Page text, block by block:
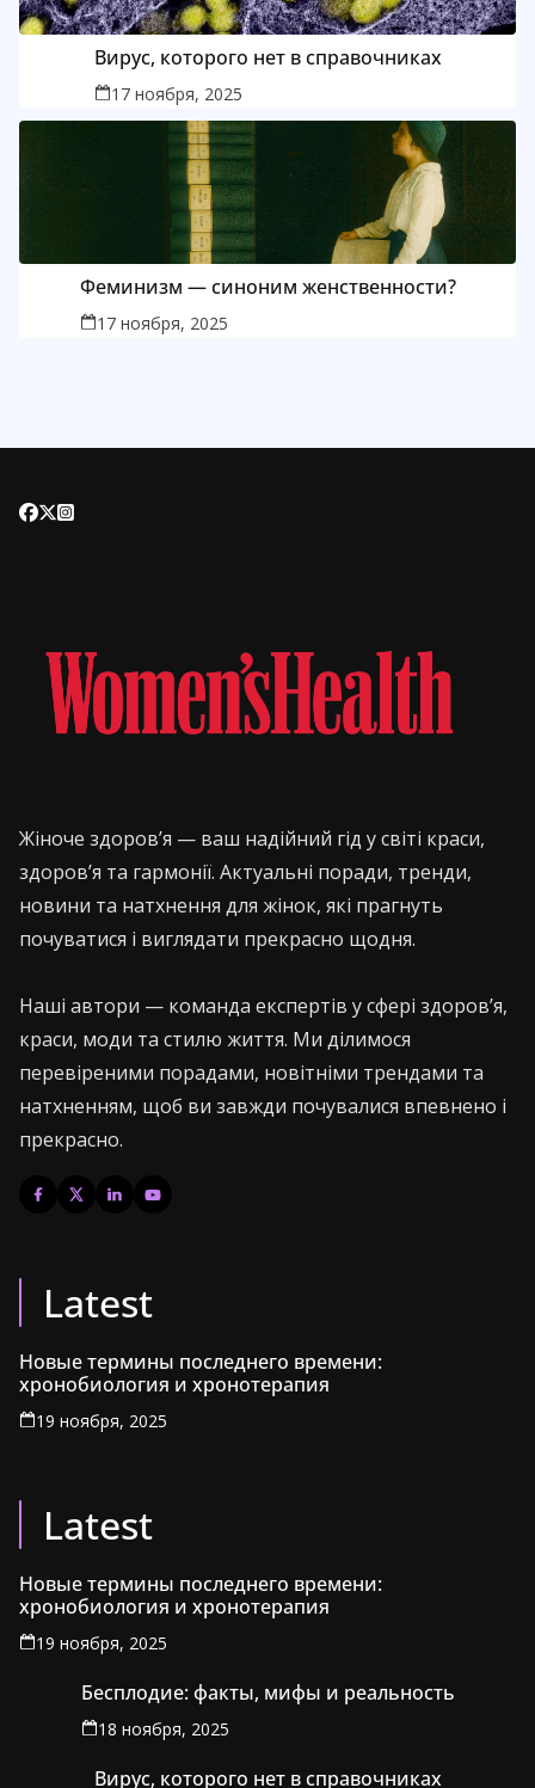
Вирус, которого нет в справочниках
17 ноября, 2025
Феминизм — синоним женственности?
17 ноября, 2025
Жіноче здоров’я — ваш надійний гід у світі краси,
здоров’я та гармонії. Актуальні поради, тренди,
новини та натхнення для жінок, які прагнуть
почуватися і виглядати прекрасно щодня.
Наші автори — команда експертів у сфері здоров’я,
краси, моди та стилю життя. Ми ділимося
перевіреними порадами, новітніми трендами та
натхненням, щоб ви завжди почувалися впевнено і
прекрасно.
Latest
Новые термины последнего времени:
хронобиология и хронотерапия
19 ноября, 2025
Latest
Новые термины последнего времени:
хронобиология и хронотерапия
19 ноября, 2025
Бесплодие: факты, мифы и реальность
18 ноября, 2025
Вирус, которого нет в справочниках